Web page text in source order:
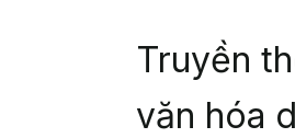
Truyền
văn hóa